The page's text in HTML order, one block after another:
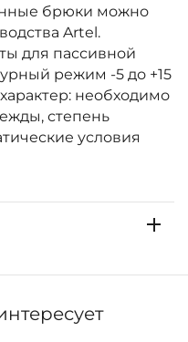
брюки можно
Artel.
для пассивной
режим -5 до +15
необходимо
степень
условия